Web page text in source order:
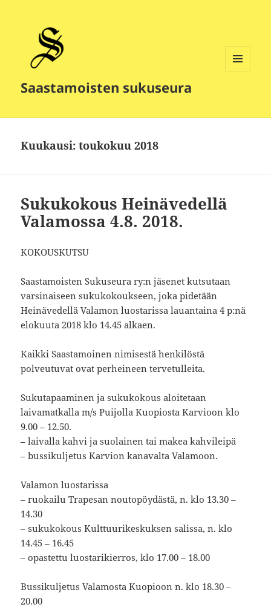
Saastamoisten sukuseura
Kuukausi:toukokuu 2018
Sukukokous Heinävedellä
Valamossa 4.8. 2018.
KOKOUSKUTSU
Saastamoisten Sukuseura ry:n jäsenet kutsutaan
varsinaiseen sukukokoukseen, joka pidetään
Heinävedellä Valamon luostarissa lauantaina 4 p:nä
elokuuta 2018 klo 14.45 alkaen.
Kaikki Saastamoinen nimisestä henkilöstä
polveutuvat ovat perheineen tervetulleita.
Sukutapaaminen ja sukukokous aloitetaan
laivamatkalla m/s Puijolla Kuopiosta Karvioon klo
9.00 – 12.50.
– laivalla kahvi ja suolainen tai makea kahvileipä
– bussikuljetus Karvion kanavalta Valamoon.
Valamon luostarissa
– ruokailu Trapesan noutopöydästä, n. klo 13.30 –
14.30
– sukukokous Kulttuurikeskuksen salissa, n. klo
14.45 – 16.45
– opastettu luostarikierros, klo 17.00 – 18.00
Bussikuljetus Valamosta Kuopioon n. klo 18.30 –
20.00